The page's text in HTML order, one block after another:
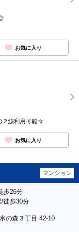
お気に入り
２線利用可能☆
お気に入り
マンション
歩26分
/徒歩30分
の森３丁目 42-10